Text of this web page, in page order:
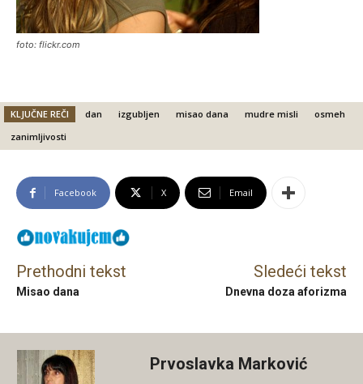
foto: flickr.com
KLJUČNE REČI dan izgubljen misao dana mudre misli
osmeh
zanimljivosti
Facebook X Email
Prethodni tekst
Misao dana
Sledeći tekst
Dnevna doza aforizma
Prvoslavka Marković